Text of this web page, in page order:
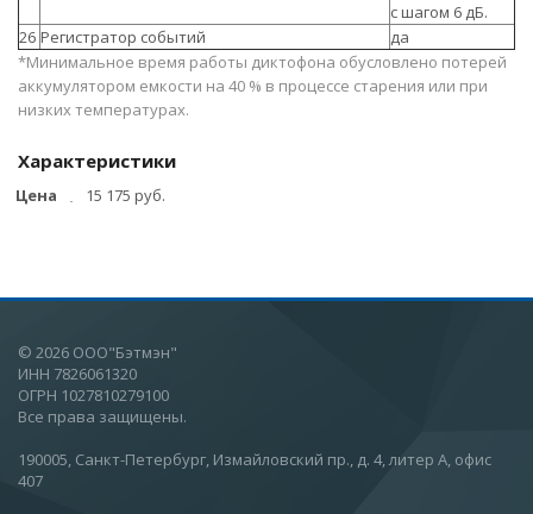
с шагом 6 дБ.
26 Регистратор событий
да
*Минимальное время работы диктофона обусловлено потерей
аккумулятором емкости на 40 % в процессе старения или при
низких температурах.
Характеристики
Цена 15 175 руб.
© 2026 ООО"Бэтмэн"
ИНН 7826061320
ОГРН 1027810279100
Все права защищены.
190005, Санкт-Петербург, Измайловский пр., д. 4, литер А, офис
407